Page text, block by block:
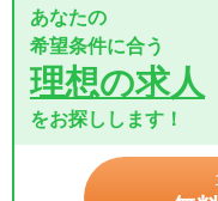
あなたの
希望条件に合う
理想の求人
をお探しします！